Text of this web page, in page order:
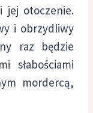
jej otoczenie.
i obrzydliwy
raz będzie
słabościami
mordercą,